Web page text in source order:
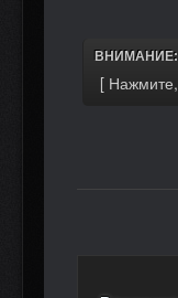
ВНИМАНИЕ: